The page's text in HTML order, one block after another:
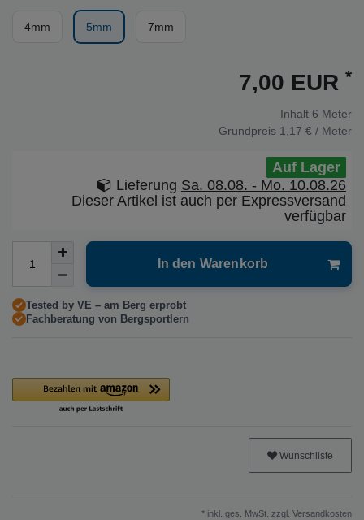
4mm 5mm 7mm
7,00 EUR *
Inhalt 6 Meter
Grundpreis 1,17 € / Meter
Auf Lager
Lieferung Sa. 08.08. - Mo. 10.08.26
Dieser Artikel ist auch per Expressversand
verfügbar
In den Warenkorb
Tested by VE – am Berg erprobt
Fachberatung von Bergsportlern
Wunschliste
* inkl. ges. MwSt. zzgl. Versandkosten